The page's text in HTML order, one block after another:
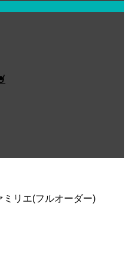
リエ(フルオーダー)